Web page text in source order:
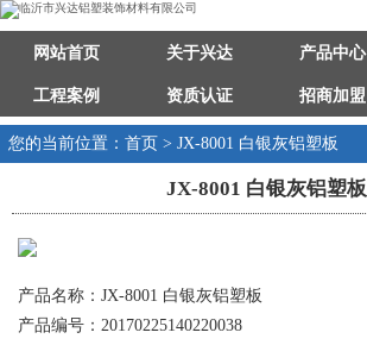
网站首页 关于兴达 产品中心
工程案例 资质认证 招商加盟
您的当前位置：首页 > JX-8001 白银灰铝塑板
JX-8001 白银灰铝塑板
产品名称：JX-8001 白银灰铝塑板
产品编号：20170225140220038